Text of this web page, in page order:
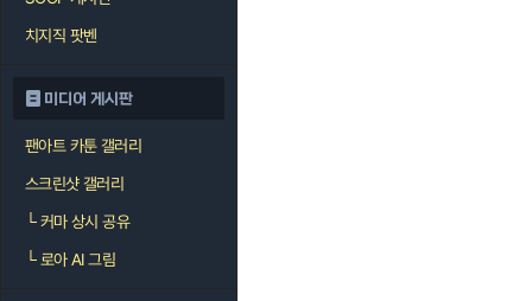
치지직 팟벤
미디어 게시판
팬아트 카툰 갤러리
스크린샷 갤러리
└커마 상시 공유
└로아 AI 그림